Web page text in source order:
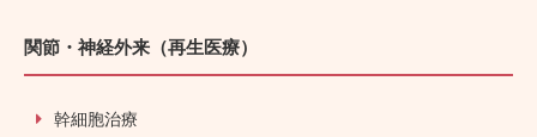
関節・神経外来（再生医療）
幹細胞治療